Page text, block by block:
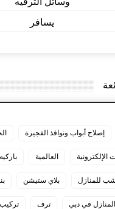
يسافر
إصلاح أبواب ونوافذ الفجيرة
الإلكترونية العالمية
للمنازل بلاي ستيشن
في دبي ترف